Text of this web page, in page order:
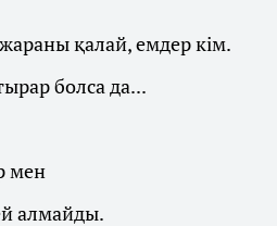
қалай, емдер кім.
болса да...
мен
алмайды.